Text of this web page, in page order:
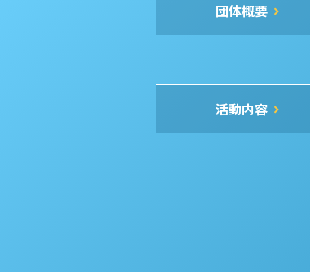
団体概要
活動内容